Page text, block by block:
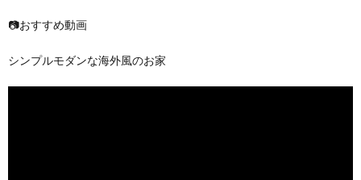
📷おすすめ動画
シンプルモダンな海外風のお家